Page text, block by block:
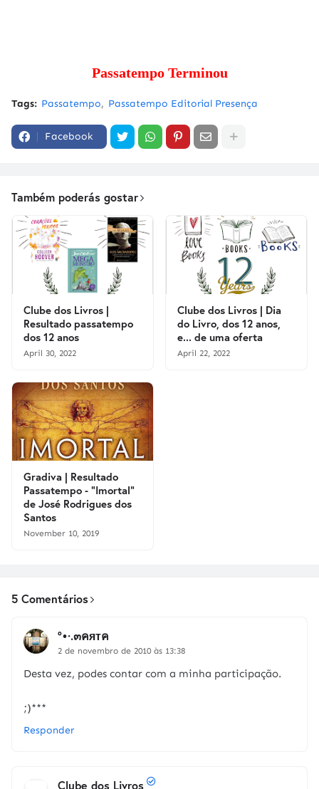
Passatempo Terminou
Tags: Passatempo Passatempo Editorial Presença
Facebook
Também poderás gostar
Clube dos Livros |
Resultado passatempo
dos 12 anos
April 30, 2022
Clube dos Livros | Dia
do Livro, dos 12 anos,
e... de uma oferta
April 22, 2022
Gradiva | Resultado
Passatempo - "Imortal"
de José Rodrigues dos
Santos
November 10, 2019
5 Comentários
°•·.๓คятค
2 de novembro de 2010 às 13:38
Desta vez, podes contar com a minha participação.
;)***
Responder
Clube dos Livros